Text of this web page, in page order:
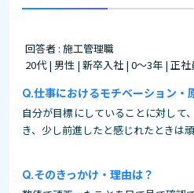
回答者 : 施工管理職
20代 | 男性 | 新卒入社 | 0～3年 | 正社
仕事におけるモチベーション・
自分が目標にしていることに対して
き、少し前進したと感じれたときは
そのきっかけ・理由は？